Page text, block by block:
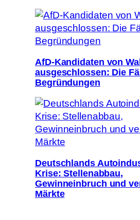
AfD-Kandidaten von
ausgeschlossen: Die
Begründungen
Deutschlands
Krise: Stellenabbau,
Gewinneinbruch und
Märkte